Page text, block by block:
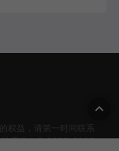
权益，请第一时间联系
法用途！© 2020-2026